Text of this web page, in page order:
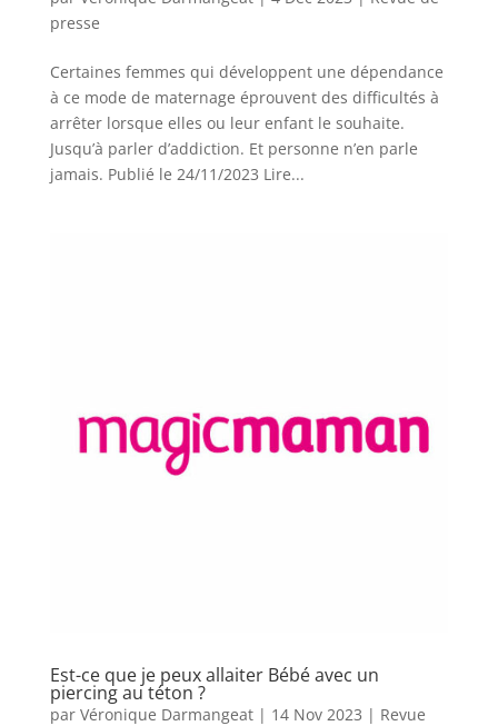
presse
Certaines femmes qui développent une dépendance
à ce mode de maternage éprouvent des difficultés à
arrêter lorsque elles ou leur enfant le souhaite.
Jusqu’à parler d’addiction. Et personne n’en parle
jamais. Publié le 24/11/2023 Lire...
Est-ce que je peux allaiter Bébé avec un
piercing au téton ?
par Véronique Darmangeat| 14 Nov 2023 | Revue